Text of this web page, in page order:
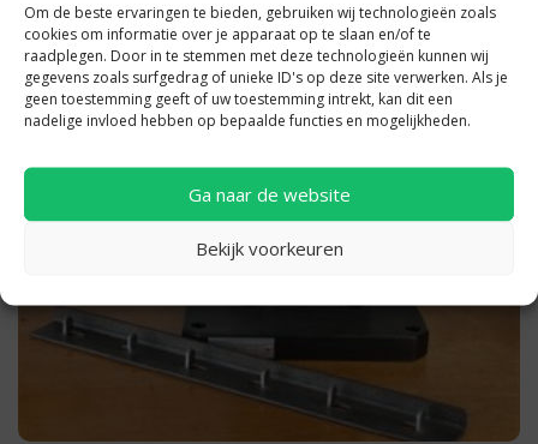
Om de beste ervaringen te bieden, gebruiken wij technologieën zoals
cookies om informatie over je apparaat op te slaan en/of te
raadplegen. Door in te stemmen met deze technologieën kunnen wij
gegevens zoals surfgedrag of unieke ID's op deze site verwerken. Als je
geen toestemming geeft of uw toestemming intrekt, kan dit een
nadelige invloed hebben op bepaalde functies en mogelijkheden.
Ga naar de website
Bekijk voorkeuren
Pons en belettering machine tbv koker